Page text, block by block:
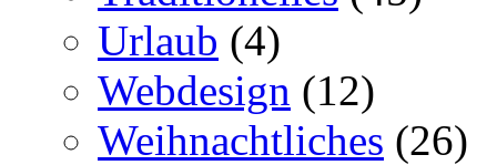
Urlaub (4)
Webdesign (12)
Weihnachtliches (26)